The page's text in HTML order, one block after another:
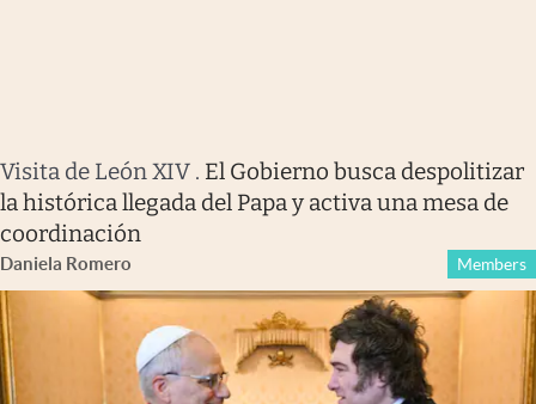
Visita de León XIV . El Gobierno busca despolitizar
la histórica llegada del Papa y activa una mesa de
coordinación
Daniela Romero Members